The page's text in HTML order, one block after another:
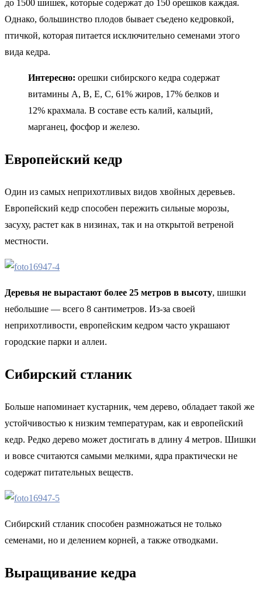
до 1500 шишек, которые содержат до 150 орешков каждая.
Однако, большинство плодов бывает съедено кедровкой,
птичкой, которая питается исключительно семенами этого
вида кедра.
Интересно: орешки сибирского кедра содержат
витамины А, В, Е, С, 61% жиров, 17% белков и
12% крахмала. В составе есть калий, кальций,
марганец, фосфор и железо.
Европейский кедр
Один из самых неприхотливых видов хвойных деревьев.
Европейский кедр способен пережить сильные морозы,
засуху, растет как в низинах, так и на открытой ветреной
местности.
Деревья не вырастают более 25 метров в высоту, шишки
небольшие — всего 8 сантиметров. Из-за своей
неприхотливости, европейским кедром часто украшают
городские парки и аллеи.
Сибирский стланик
Больше напоминает кустарник, чем дерево, обладает такой же
устойчивостью к низким температурам, как и европейский
кедр. Редко дерево может достигать в длину 4 метров. Шишки
и вовсе считаются самыми мелкими, ядра практически не
содержат питательных веществ.
Сибирский стланик способен размножаться не только
семенами, но и делением корней, а также отводками.
Выращивание кедра